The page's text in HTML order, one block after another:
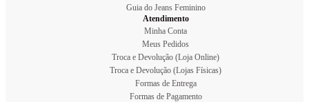
Guia do Jeans Feminino
Atendimento
Minha Conta
Meus Pedidos
Troca e Devolução (Loja Online)
Troca e Devolução (Lojas Físicas)
Formas de Entrega
Formas de Pagamento